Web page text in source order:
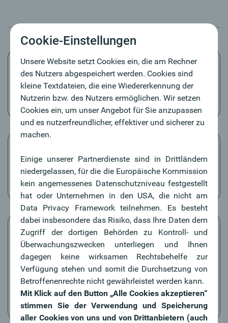
In nur 1 Stunde zum neuen Firmenwagen*
Konstante Rate über die gesamte Nutzungsdauer
Steuervorteile
Leasingraten voll steuerlich absetzbar (bei
Fiskal-/Klein-Lkw und -Bussen); Umsatzsteuer-
Vorteile bei Pkw
Cookie-Einstellungen
Unsere Website setzt Cookies ein, die am Rechner
des Nutzers abgespeichert werden. Cookies sind
kleine Textdateien, die eine Wiedererkennung der
Nutzerin bzw. des Nutzers ermöglichen. Wir setzen
Cookies ein, um unser Angebot für Sie anzupassen
und es nutzerfreundlicher, effektiver und sicherer zu
machen.
Einige unserer Partnerdienste sind in Drittländern
niedergelassen, für die die Europäische Kommission
kein angemessenes Datenschutzniveau festgestellt
hat oder Unternehmen in den USA, die nicht am
Data Privacy Framework teilnehmen. Es besteht
dabei insbesondere das Risiko, dass Ihre Daten dem
Zugriff der dortigen Behörden zu Kontroll- und
Überwachungszwecken unterliegen und Ihnen
dagegen keine wirksamen Rechtsbehelfe zur
Verfügung stehen und somit die Durchsetzung von
Betroffenenrechte nicht gewährleistet werden kann.
Mit Klick auf den Button „Alle Cookies akzeptieren“
stimmen Sie der Verwendung und Speicherung
aller Cookies von uns und von Drittanbietern (auch